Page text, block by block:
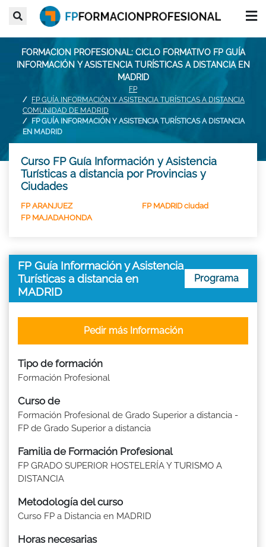
FORMACION PROFESIONAL: CICLO FORMATIVO FP GUÍA
INFORMACIÓN Y ASISTENCIA TURÍSTICAS A DISTANCIA EN
MADRID
FP
FP GUÍA INFORMACIÓN Y ASISTENCIA TURÍSTICAS A DISTANCIA
COMUNIDAD DE MADRID
FP GUÍA INFORMACIÓN Y ASISTENCIA TURÍSTICAS A DISTANCIA
EN MADRID
Curso FP Guía Información y Asistencia
Turísticas a distancia por Provincias y
Ciudades
FP ARANJUEZ
FP MADRID ciudad
FP MAJADAHONDA
FP Guía Información y Asistencia
Turísticas a distancia en
MADRID
Programa
Tipo de formación
Formación Profesional
Curso de
Formación Profesional de Grado Superior a distancia -
FP de Grado Superior a distancia
Familia de Formación Profesional
FP GRADO SUPERIOR HOSTELERÍA Y TURISMO A
DISTANCIA
Metodología del curso
Curso FP a Distancia en MADRID
Horas necesarias
Pedir más Información